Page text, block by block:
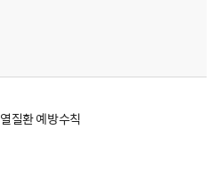
질환 예방수칙